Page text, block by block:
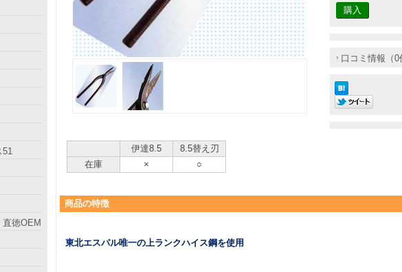
口コミ情報（0
伊達8.5
8.5替え刃
在庫
× ○
商品の特徴
東北エスパル唯一の上ランクハイス鋼を使用
51
徳OEM